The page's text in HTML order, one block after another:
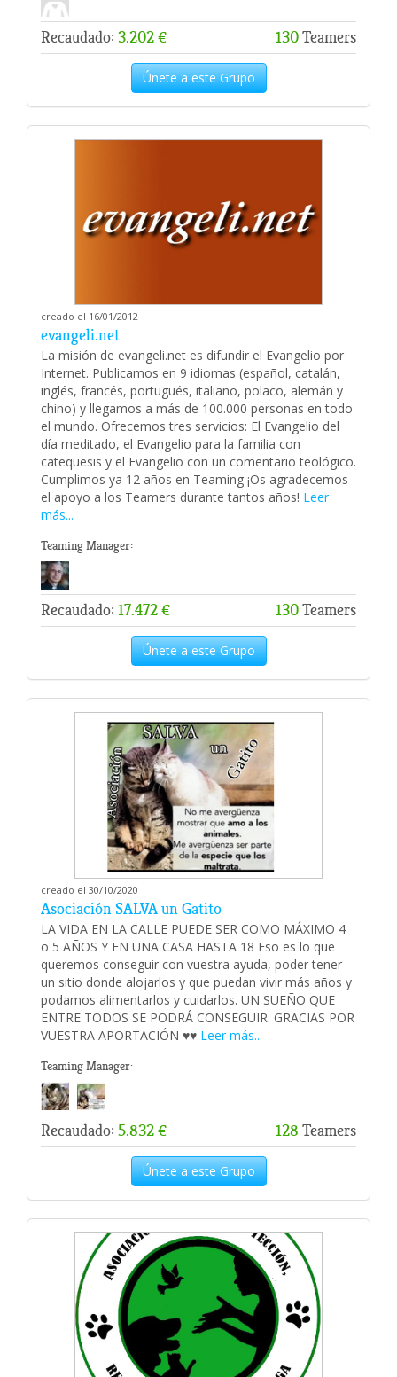
Recaudado: 3.202 € 130Teamers
Únete a este Grupo
creado el 16/01/2012
evangeli.net
La misión de evangeli.net es difundir el Evangelio por
Internet. Publicamos en 9 idiomas (español, catalán,
inglés, francés, portugués, italiano, polaco, alemán y
chino) y llegamos a más de 100.000 personas en todo
el mundo. Ofrecemos tres servicios: El Evangelio del
día meditado, el Evangelio para la familia con
catequesis y el Evangelio con un comentario teológico.
Cumplimos ya 12 años en Teaming ¡Os agradecemos
el apoyo a los Teamers durante tantos años! Leer
más...
Teaming Manager:
Recaudado: 17.472 € 130Teamers
Únete a este Grupo
creado el 30/10/2020
Asociación SALVA un Gatito
LA VIDA EN LA CALLE PUEDE SER COMO MÁXIMO 4
o 5 AÑOS Y EN UNA CASA HASTA 18 Eso es lo que
queremos conseguir con vuestra ayuda, poder tener
un sitio donde alojarlos y que puedan vivir más años y
podamos alimentarlos y cuidarlos. UN SUEÑO QUE
ENTRE TODOS SE PODRÁ CONSEGUIR. GRACIAS POR
VUESTRA APORTACIÓN ♥️♥️ Leer más...
Teaming Manager:
Recaudado: 5.832 € 128 Teamers
Únete a este Grupo